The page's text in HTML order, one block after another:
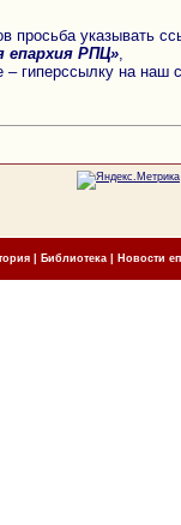
просьба указывать
епархия РПЦ»
– гиперссылку на наш
| Библиотека Новости